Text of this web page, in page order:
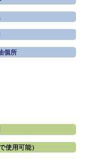
個所
使用可能）